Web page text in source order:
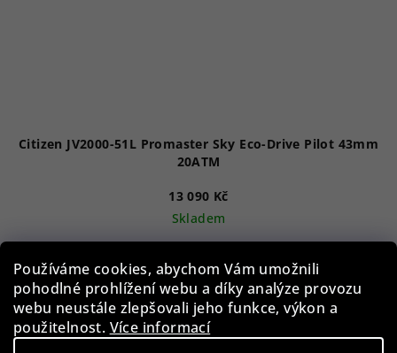
Používáme cookies, abychom Vám umožnili
pohodlné prohlížení webu a díky analýze provozu
webu neustále zlepšovali jeho funkce, výkon a
použitelnost. Více informací
Citizen JV2000-51L Promaster Sky Eco-Drive Pilot 43mm
20ATM
13 090 Kč
Skladem
Do košíku